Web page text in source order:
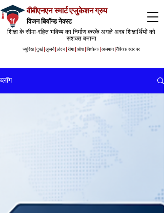
वीबीएनएन स्मार्ट एजुकेशन ग्रुप
विजन बियॉन्ड नेक्स्ट
शिक्षा के सीमा-रहित भविष्य का निर्माण करके अगले अरब शिक्षार्थियों को
सशक्त बनाना
ज्यूरिख दुबई लुज़र्न लंदन रीगा ओश बिश्केक अजमान वैश्विक स्तर पर
ब्लॉग